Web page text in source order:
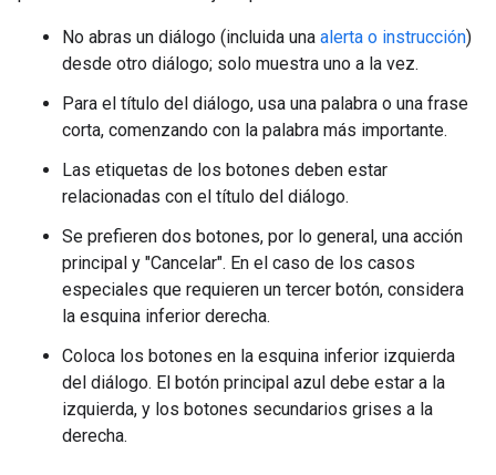
No abras un diálogo (incluida una alerta o instrucción)
desde otro diálogo; solo muestra uno a la vez.
Para el título del diálogo, usa una palabra o una frase
corta, comenzando con la palabra más importante.
Las etiquetas de los botones deben estar
relacionadas con el título del diálogo.
Se prefieren dos botones, por lo general, una acción
principal y "Cancelar". En el caso de los casos
especiales que requieren un tercer botón, considera
la esquina inferior derecha.
Coloca los botones en la esquina inferior izquierda
del diálogo. El botón principal azul debe estar a la
izquierda, y los botones secundarios grises a la
derecha.